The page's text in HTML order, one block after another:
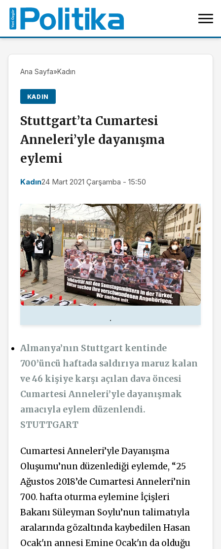
Ana Sayfa»Kadın
KADIN
Stuttgart’ta Cumartesi
Anneleri’yle dayanışma
eylemi
Kadın24 Mart 2021 Çarşamba - 15:50
.
Almanya’nın Stuttgart kentinde
700’üncü haftada saldırıya maruz kalan
ve 46 kişiye karşı açılan dava öncesi
Cumartesi Anneleri’yle dayanışmak
amacıyla eylem düzenlendi.
STUTTGART
Cumartesi Anneleri’yle Dayanışma
Oluşumu’nun düzenlediği eylemde, “25
Ağustos 2018’de Cumartesi Anneleri’nin
700. hafta oturma eylemine İçişleri
Bakanı Süleyman Soylu’nun talimatıyla
aralarında gözaltında kaybedilen Hasan
Ocak'ın annesi Emine Ocak'ın da olduğu